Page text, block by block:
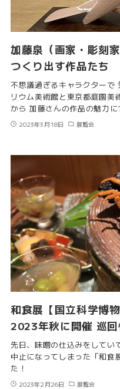
加藤泉（画家・彫刻
つくり出す作品たち
不思議過ぎるキャラクターで
リウム美術館と東京都庭園
から 加藤さんの作品の魅力
2023年3月18日 展覧会
和食展【国立科学博
2023年秋に開催 巡
先日、味噌の仕込みをしてい
中止になってしまった「和
た！
2023年2月26日 展覧会